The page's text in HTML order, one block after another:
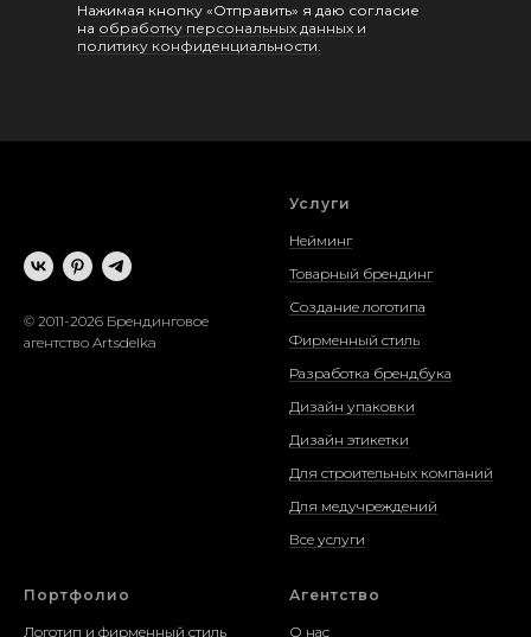
Нажимая кнопку «Отправить» я даю согласие
на обработку персональных данных и
политику конфиденциальности.
© 2011-2026 Брендинговое
агентство Artsdelka
Услуги
Нейминг
Товарный брендинг
Создание логотипа
Фирменный стиль
Разработка брендбука
Дизайн упаковки
Дизайн этикетки
Для строительных компаний
Для медучреждений
Все услуги
Портфолио
Логотип и фирменный стиль
Агентство
О нас